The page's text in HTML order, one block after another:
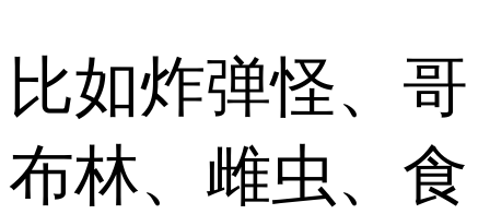
比如炸弹怪、哥
布林、雌虫、食